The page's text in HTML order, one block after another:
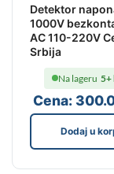
Detektor
1000V
AC 110-220V
Srbija
Cena:300
Na lageru 5+
Dodaj u